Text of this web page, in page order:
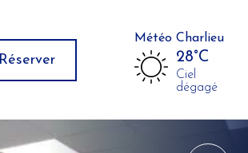
Réserver
Météo Charlieu
28°C
Ciel
dégagé